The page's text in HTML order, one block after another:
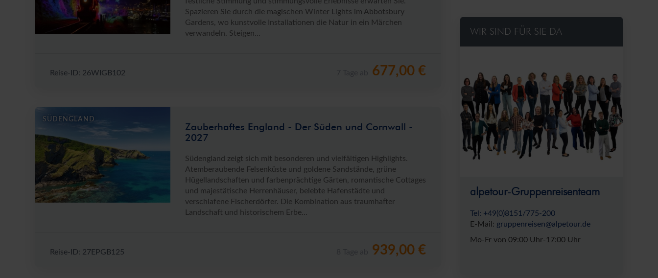
Spazieren Sie durch die magischen Winter Lights im Abbotsbury
Gardens, wo kunstvolle Installationen die Natur in ein Märchen
verwandeln. Steigen...
677,00 €
Reise-ID: 26WIGB102
SÜDENGLAND
Zauberhaftes England - Der Süden und Cornwall -
2027
Südengland zeigt sich mit besonderen und vielfältigen Highlights.
Atemberaubende Felsenküste und goldene Sandstände, grüne
Hügellandschaften und farbenprächtige Gärten, romantische Cottages
und majestätische Herrenhäuser, belebte Hafenstädte und
verschlafene Fischerdörfer. Die Kombination aus traumhafter
Landschaft und historischem Erbe...
939,00 €
Reise-ID: 27EPGB125
WIR SIND FÜR SIE DA
alpetour-Gruppenreisenteam
Tel: +49(0)8151/775-200
E-Mail: gruppenreisen@alpetour.de
Mo-Fr von 09:00 Uhr-17:00 Uhr